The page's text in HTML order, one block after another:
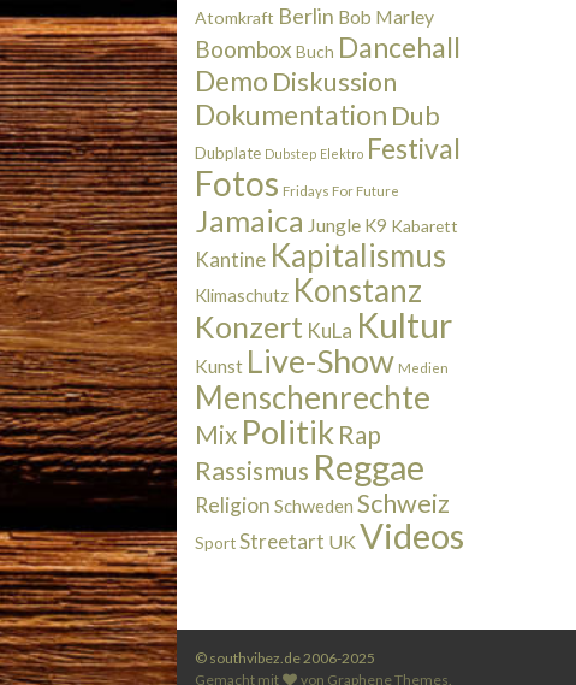
Atomkraft Berlin Bob Marley
Boombox Buch Dancehall
Demo Diskussion
Dokumentation Dub
Dubplate Dubstep Elektro Festival
Fotos Fridays For Future
Jamaica Jungle K9 Kabarett
Kantine Kapitalismus
Klimaschutz Konstanz
Konzert KuLa Kultur
Kunst Live-Show Medien
Menschenrechte
Mix Politik Rap
Rassismus Reggae
Religion Schweden Schweiz
SportStreetart UKVideos
© southvibez.de 2006-2025
Gemacht mit
von Graphene Themes.